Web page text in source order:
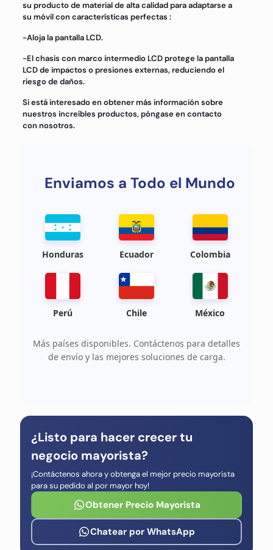
su producto de material de alta calidad para adaptarse a
su móvil con características perfectas :
-Aloja la pantalla LCD.
-El chasis con marco intermedio LCD protege la pantalla
LCD de impactos o presiones externas, reduciendo el
riesgo de daños.
Si está interesado en obtener más información sobre
nuestros increíbles productos, póngase en contacto
con nosotros.
Enviamos a Todo el Mundo
Honduras Ecuador Colombia
Perú Chile México
Más países disponibles. Contáctenos para detalles
de envío y las mejores soluciones de carga.
¿Listo para hacer crecer tu
negocio mayorista?
¡Contáctenos ahora y obtenga el mejor precio mayorista
para su pedido al por mayor hoy!
Obtener Precio Mayorista
Chatear por WhatsApp